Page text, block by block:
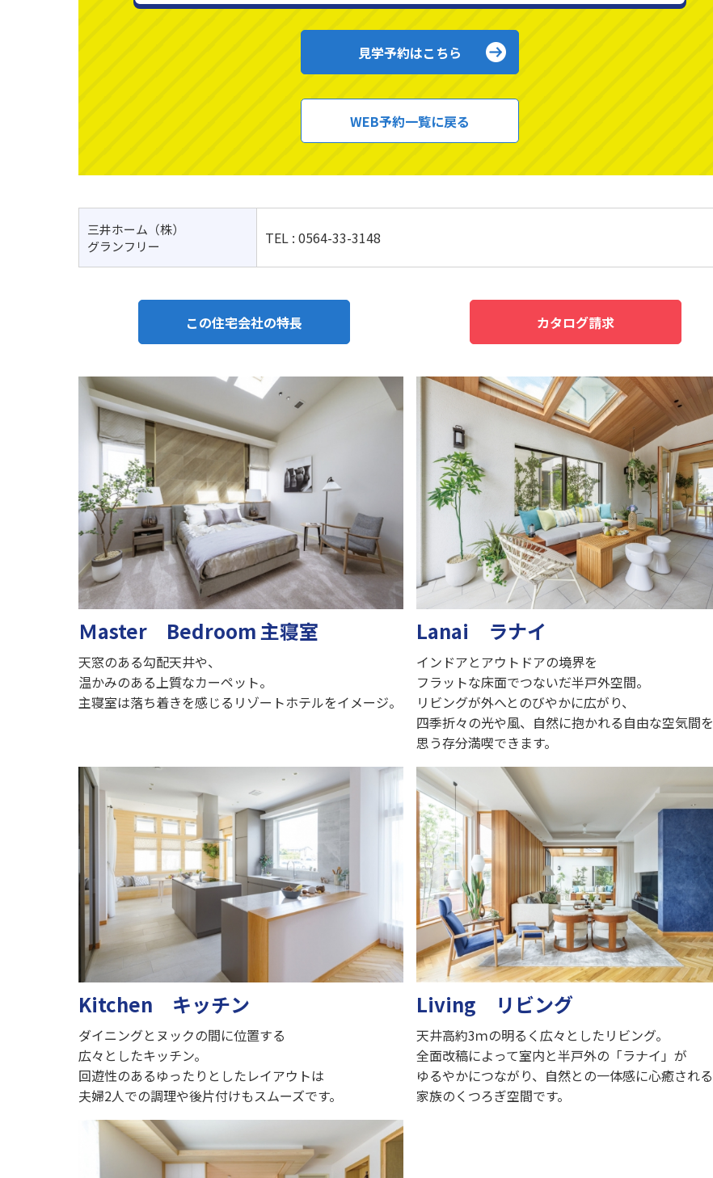
見学予約はこちら
WEB予約一覧に戻る
三井ホーム（株）
グランフリー
TEL : 0564-33-3148
この住宅会社の特長 カタログ請求
Ｍaster Bedroom 主寝室
天窓のある勾配天井や、
温かみのある上質なカーペット。
主寝室は落ち着きを感じるリゾートホテルをイメージ。
Lanai ラナイ
インドアとアウトドアの境界を
フラットな床面でつないだ半戸外空間。
リビングが外へとのびやかに広がり、
四季折々の光や風、自然に抱かれる自由な空気間を
思う存分満喫できます。
Kitchen キッチン
ダイニングとヌックの間に位置する
広々としたキッチン。
回遊性のあるゆったりとしたレイアウトは
夫婦2人での調理や後片付けもスムーズです。
Living リビング
天井高約3ｍの明るく広々としたリビング。
全面改稿によって室内と半戸外の「ラナイ」が
ゆるやかにつながり、自然との一体感に心癒される
家族のくつろぎ空間です。